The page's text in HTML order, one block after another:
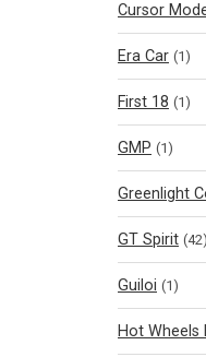
Cursor
Era Car (1)
First 18 (1)
GMP (1)
Greenlight
GT Spirit (42)
Guiloi (1)
Hot Wheels